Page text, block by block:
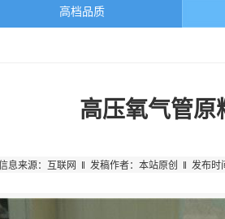
高档品质
高压氧气管原
息来源：互联网 ‖ 发稿作者：本站原创 ‖ 发布